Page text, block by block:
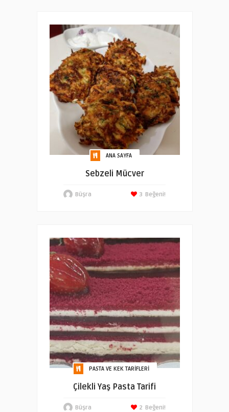
ANA SAYFA
Sebzeli Mücver
Büşra Beğeni!
3
PASTA VE KEK TARIFLERI
Çilekli Yaş Pasta Tarifi
Büşra Beğeni!
2